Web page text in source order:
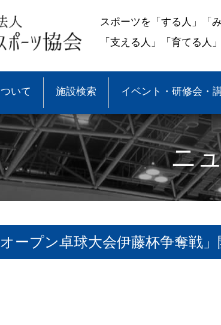
スポーツを「する人」「み
「支える人」「育てる人
いて
●諸規則
施設検索 イベント・研修会・
●大会情報＆結果
●スポーツ少年団大会情報
ニ
ープン卓球大会伊藤杯争奪戦